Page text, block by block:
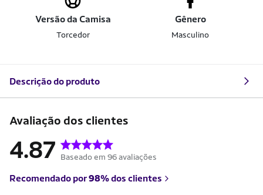
Versão da Camisa
Torcedor
Gênero
Masculino
Descrição do produto
Avaliação dos clientes
4.87 Baseado em 96 avaliações
Recomendado por98%dos clientes